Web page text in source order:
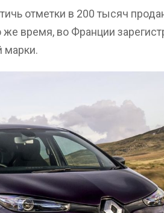
отметки в 200 тысяч
время, во Франции
марки.